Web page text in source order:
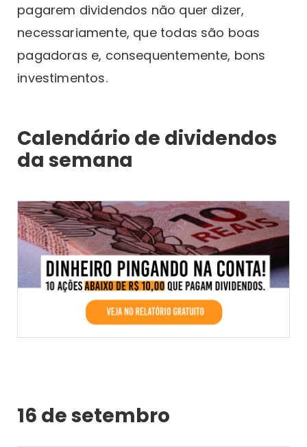
pagarem dividendos não quer dizer,
necessariamente, que todas são boas
pagadoras e, consequentemente, bons
investimentos.
Calendário de dividendos
da semana
16 de setembro